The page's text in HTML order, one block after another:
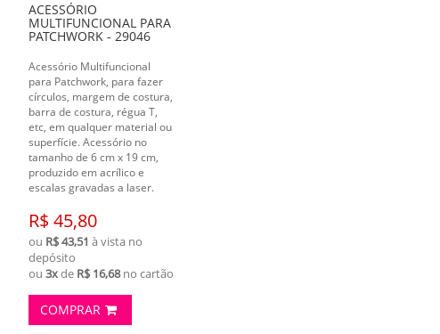
ACESSÓRIO
MULTIFUNCIONAL PARA
PATCHWORK - 29046
Acessório Multifuncional
para Patchwork, para fazer
círculos, margem de costura,
barra de costura, régua T,
etc, em qualquer material ou
superfície. Acessório no
tamanho de 6 cm x 19 cm,
produzido em acrílico e
escalas gravadas a laser.
R$ 45,80
ou R$ 43,51 à vista no
depósito
ou 3xde R$ 16,68no cartão
COMPRAR